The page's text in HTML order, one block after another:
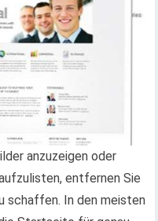
anzuzeigen oder
entfernen Sie
schaffen. In den meisten